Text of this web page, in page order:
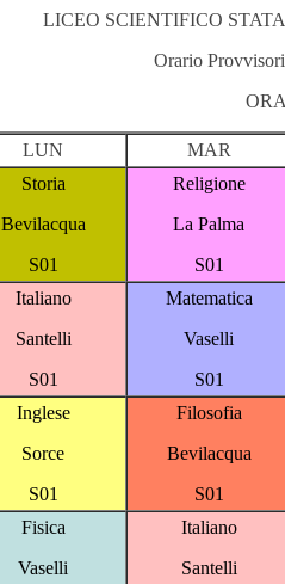
LICEO SCIENTIFICO
Orario
LUN
MAR
Storia
Bevilacqua
S01
Religione
La Palma
S01
Italiano
Santelli
S01
Matematica
Vaselli
S01
Inglese
Sorce
S01
Filosofia
Bevilacqua
S01
Fisica
Vaselli
Italiano
Santelli